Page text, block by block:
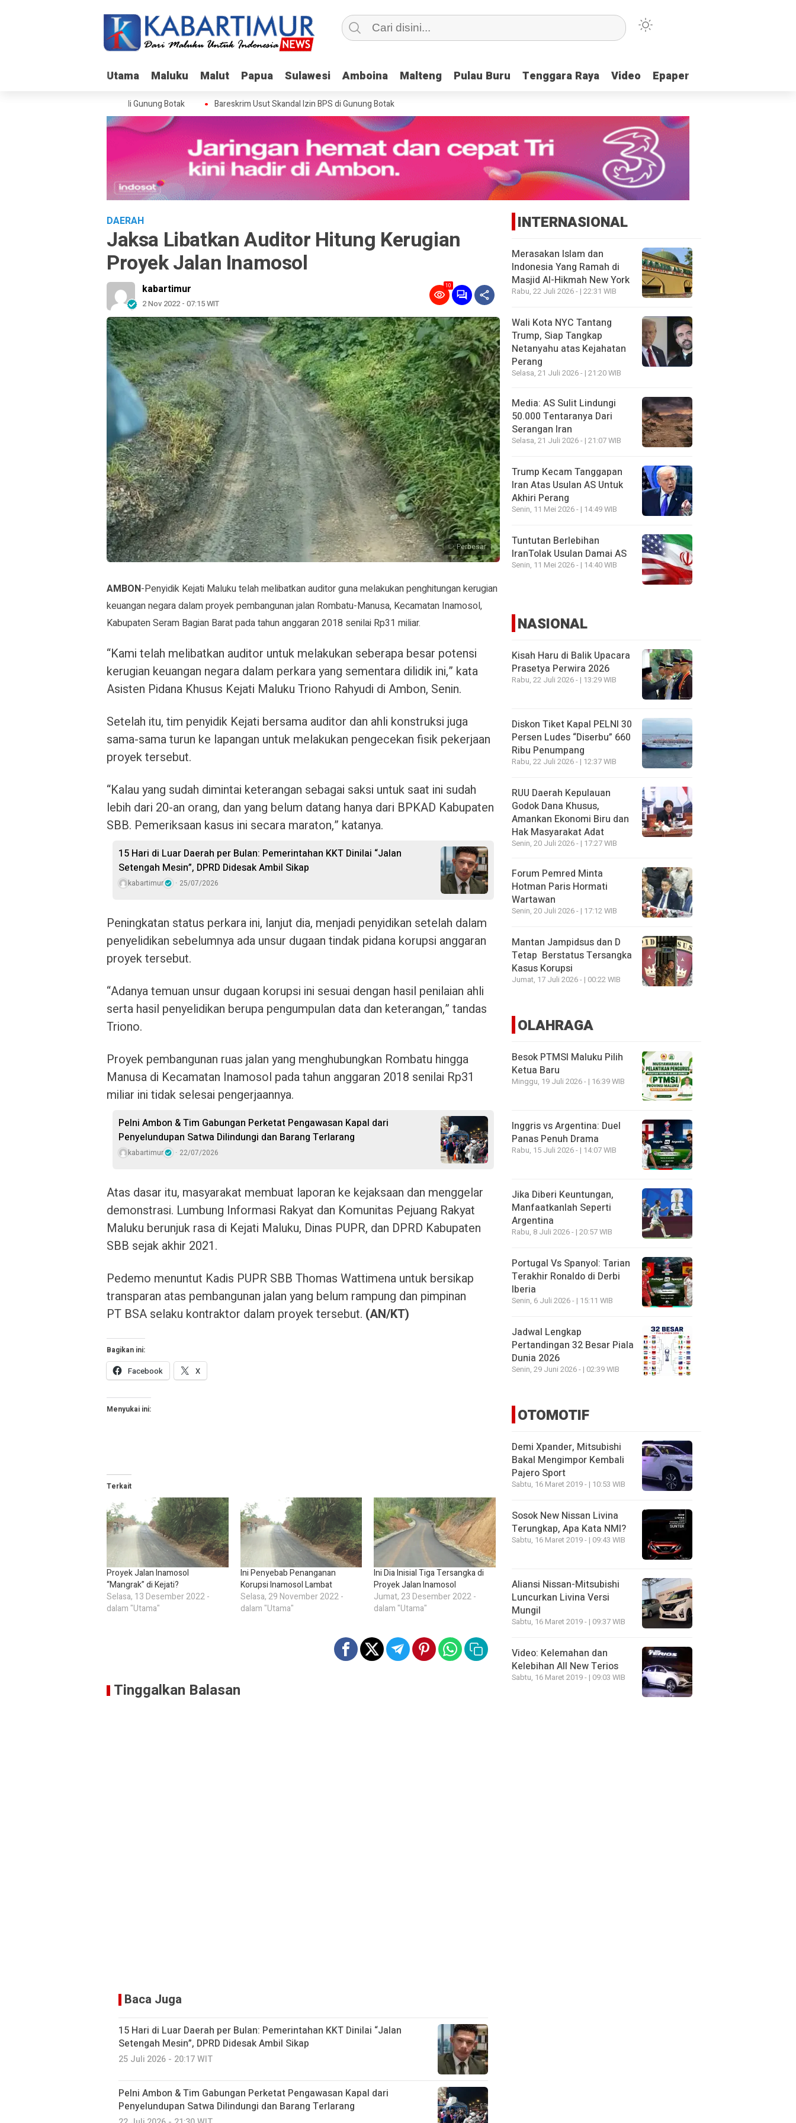
Utama Maluku Malut Papua Sulawesi Amboina Malteng Pulau Buru Tenggara Raya Video Epaper
Utama Maluku Malut Papua Sulawesi Amboina Malteng Pulau Buru Tenggara Raya Video Epaper
Usut Skandal Izin BPS di Gunung Botak Bareskrim Usut Skandal Izin BPS di Gunung Botak
DAERAH
Jaksa Libatkan Auditor Hitung Kerugian
Proyek Jalan Inamosol
kabartimur
2 Nov 2022 - 07:15 WIT
10
Perbesar
AMBON-Penyidik Kejati Maluku telah melibatkan auditor guna melakukan penghitungan kerugian
keuangan negara dalam proyek pembangunan jalan Rombatu-Manusa, Kecamatan Inamosol,
Kabupaten Seram Bagian Barat pada tahun anggaran 2018 senilai Rp31 miliar.
“Kami telah melibatkan auditor untuk melakukan seberapa besar potensi
kerugian keuangan negara dalam perkara yang sementara dilidik ini,” kata
Asisten Pidana Khusus Kejati Maluku Triono Rahyudi di Ambon, Senin.
Setelah itu, tim penyidik Kejati bersama auditor dan ahli konstruksi juga
sama-sama turun ke lapangan untuk melakukan pengecekan fisik pekerjaan
proyek tersebut.
“Kalau yang sudah dimintai keterangan sebagai saksi untuk saat ini sudah
lebih dari 20-an orang, dan yang belum datang hanya dari BPKAD Kabupaten
SBB. Pemeriksaan kasus ini secara maraton,” katanya.
15 Hari di Luar Daerah per Bulan: Pemerintahan KKT Dinilai “Jalan
Setengah Mesin”, DPRD Didesak Ambil Sikap
kabartimur 25/07/2026
Peningkatan status perkara ini, lanjut dia, menjadi penyidikan setelah dalam
penyelidikan sebelumnya ada unsur dugaan tindak pidana korupsi anggaran
proyek tersebut.
“Adanya temuan unsur dugaan korupsi ini sesuai dengan hasil penilaian ahli
serta hasil penyelidikan berupa pengumpulan data dan keterangan,” tandas
Triono.
Proyek pembangunan ruas jalan yang menghubungkan Rombatu hingga
Manusa di Kecamatan Inamosol pada tahun anggaran 2018 senilai Rp31
miliar ini tidak selesai pengerjaannya.
Pelni Ambon & Tim Gabungan Perketat Pengawasan Kapal dari
Penyelundupan Satwa Dilindungi dan Barang Terlarang
kabartimur 22/07/2026
Atas dasar itu, masyarakat membuat laporan ke kejaksaan dan menggelar
demonstrasi. Lumbung Informasi Rakyat dan Komunitas Pejuang Rakyat
Maluku berunjuk rasa di Kejati Maluku, Dinas PUPR, dan DPRD Kabupaten
SBB sejak akhir 2021.
Pedemo menuntut Kadis PUPR SBB Thomas Wattimena untuk bersikap
transparan atas pembangunan jalan yang belum rampung dan pimpinan
PT BSA selaku kontraktor dalam proyek tersebut. (AN/KT)
Bagikan ini:
Facebook X
Menyukai ini:
Terkait
Proyek Jalan Inamosol
“Mangrak” di Kejati?
Selasa, 13 Desember 2022 -
dalam "Utama"
Ini Penyebab Penanganan
Korupsi Inamosol Lambat
Selasa, 29 November 2022 -
dalam "Utama"
Ini Dia Inisial Tiga Tersangka di
Proyek Jalan Inamosol
Jumat, 23 Desember 2022 -
dalam "Utama"
Tinggalkan Balasan
Baca Juga
15 Hari di Luar Daerah per Bulan: Pemerintahan KKT Dinilai “Jalan
Setengah Mesin”, DPRD Didesak Ambil Sikap
25 Juli 2026 - 20:17 WIT
Pelni Ambon & Tim Gabungan Perketat Pengawasan Kapal dari
Penyelundupan Satwa Dilindungi dan Barang Terlarang
INTERNASIONAL
Merasakan Islam dan
Indonesia Yang Ramah di
Masjid Al-Hikmah New York
Rabu, 22 Juli 2026 - | 22:31 WIB
Wali Kota NYC Tantang
Trump, Siap Tangkap
Netanyahu atas Kejahatan
Perang
Selasa, 21 Juli 2026 - | 21:20 WIB
Media: AS Sulit Lindungi
50.000 Tentaranya Dari
Serangan Iran
Selasa, 21 Juli 2026 - | 21:07 WIB
Trump Kecam Tanggapan
Iran Atas Usulan AS Untuk
Akhiri Perang
Senin, 11 Mei 2026 - | 14:49 WIB
Tuntutan Berlebihan
IranTolak Usulan Damai AS
Senin, 11 Mei 2026 - | 14:40 WIB
NASIONAL
Kisah Haru di Balik Upacara
Prasetya Perwira 2026
Rabu, 22 Juli 2026 - | 13:29 WIB
Diskon Tiket Kapal PELNI 30
Persen Ludes “Diserbu” 660
Ribu Penumpang
Rabu, 22 Juli 2026 - | 12:37 WIB
RUU Daerah Kepulauan
Godok Dana Khusus,
Amankan Ekonomi Biru dan
Hak Masyarakat Adat
Senin, 20 Juli 2026 - | 17:27 WIB
Forum Pemred Minta
Hotman Paris Hormati
Wartawan
Senin, 20 Juli 2026 - | 17:12 WIB
Mantan Jampidsus dan D
Tetap Berstatus Tersangka
Kasus Korupsi
Jumat, 17 Juli 2026 - | 00:22 WIB
OLAHRAGA
Besok PTMSI Maluku Pilih
Ketua Baru
Minggu, 19 Juli 2026 - | 16:39 WIB
Inggris vs Argentina: Duel
Panas Penuh Drama
Rabu, 15 Juli 2026 - | 14:07 WIB
Jika Diberi Keuntungan,
Manfaatkanlah Seperti
Argentina
Rabu, 8 Juli 2026 - | 20:57 WIB
Portugal Vs Spanyol: Tarian
Terakhir Ronaldo di Derbi
Iberia
Senin, 6 Juli 2026 - | 15:11 WIB
Jadwal Lengkap
Pertandingan 32 Besar Piala
Dunia 2026
Senin, 29 Juni 2026 - | 02:39 WIB
OTOMOTIF
Demi Xpander, Mitsubishi
Bakal Mengimpor Kembali
Pajero Sport
Sabtu, 16 Maret 2019 - | 10:53 WIB
Sosok New Nissan Livina
Terungkap, Apa Kata NMI?
Sabtu, 16 Maret 2019 - | 09:43 WIB
Aliansi Nissan-Mitsubishi
Luncurkan Livina Versi
Mungil
Sabtu, 16 Maret 2019 - | 09:37 WIB
Video: Kelemahan dan
Kelebihan All New Terios
Sabtu, 16 Maret 2019 - | 09:03 WIB